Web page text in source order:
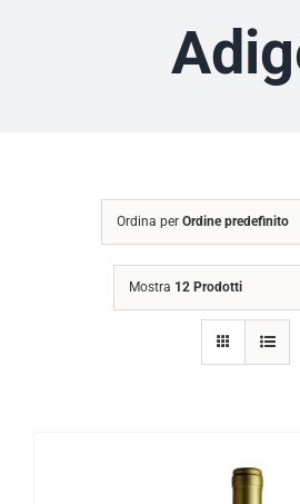
Ordina per Ordine predefinito
Mostra 12 Prodotti